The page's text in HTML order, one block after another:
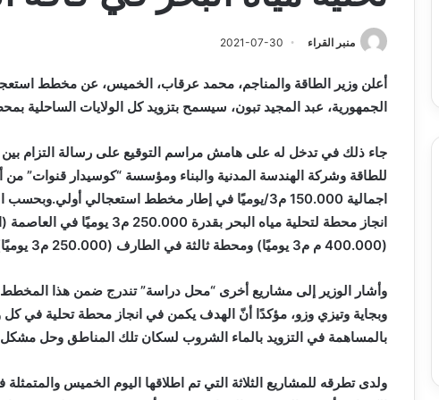
منبر القراء 2021-07-30
أعلن وزير الطاقة والمناجم، محمد عرقاب، الخميس، عن مخطط
الجمهورية، عبد المجيد تبون، سيسمح بتزويد كل الولايات الساحلية
جاء ذلك في تدخل له على هامش مراسم التوقيع على رسالة التزام
للطاقة وشركة الهندسة المدنية والبناء ومؤسسة “كوسيدار قنوات” من
اجمالية 150.000 م3/يوميًا في إطار مخطط استعجالي
انجاز محطة لتحلية مياه البحر
(400.000 م م3 يوميًا) ومحطة ثالثة في الطارف (250.000 م3 يوميًا).
وأشار الوزير إلى مشاريع أخرى “محل دراسة” تندرج ضمن هذا
وبجاية وتيزي وزو، مؤكدًا أنّ الهدف يكمن في انجاز محطة تحلية في
بالمساهمة في التزويد بالماء الشروب لسكان تلك المناطق وحل
ولدى تطرقه للمشاريع الثلاثة التي تم اطلاقها اليوم الخميس
قرعة الدور التمهيدي لأبطال
وكأس الكونفدرالية يوم الخميس
الدين